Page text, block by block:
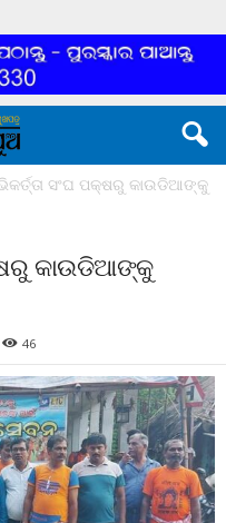
ସଂଘ ପକ୍ଷରୁ କାଉଡିଆଙ୍କୁ
କାଉଡିଆଙ୍କୁ
46